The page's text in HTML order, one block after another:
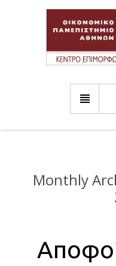
Monthly